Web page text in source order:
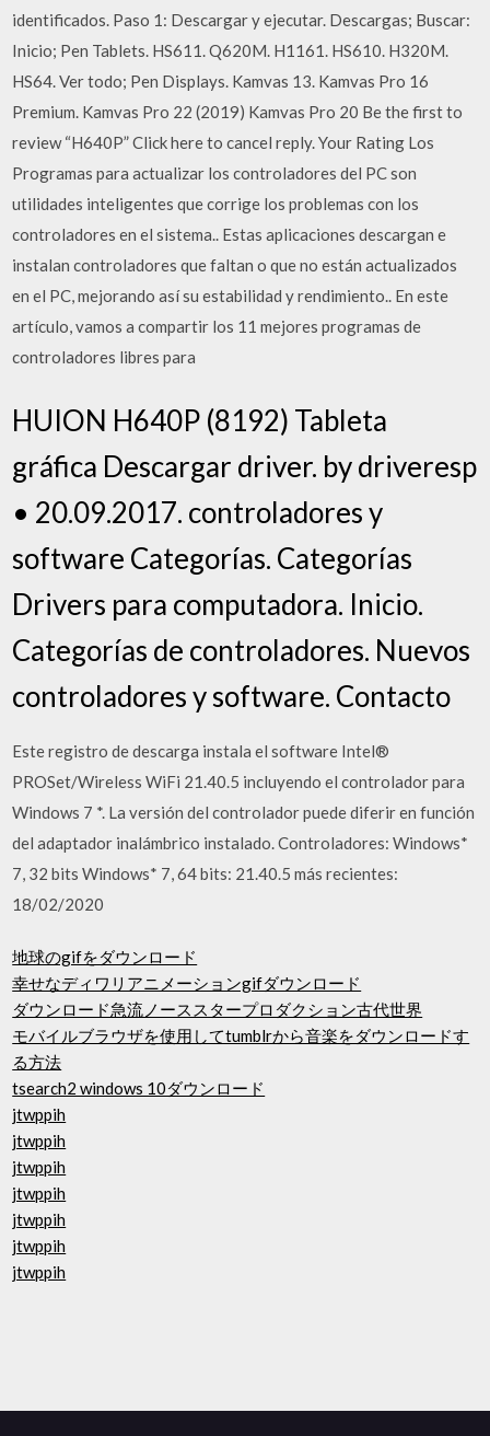
identificados. Paso 1: Descargar y ejecutar. Descargas; Buscar:
Inicio; Pen Tablets. HS611. Q620M. H1161. HS610. H320M.
HS64. Ver todo; Pen Displays. Kamvas 13. Kamvas Pro 16
Premium. Kamvas Pro 22 (2019) Kamvas Pro 20 Be the first to
review “H640P” Click here to cancel reply. Your Rating Los
Programas para actualizar los controladores del PC son
utilidades inteligentes que corrige los problemas con los
controladores en el sistema.. Estas aplicaciones descargan e
instalan controladores que faltan o que no están actualizados
en el PC, mejorando así su estabilidad y rendimiento.. En este
artículo, vamos a compartir los 11 mejores programas de
controladores libres para
HUION H640P (8192) Tableta
gráfica Descargar driver. by driveresp
• 20.09.2017. controladores y
software Categorías. Categorías
Drivers para computadora. Inicio.
Categorías de controladores. Nuevos
controladores y software. Contacto
Este registro de descarga instala el software Intel®
PROSet/Wireless WiFi 21.40.5 incluyendo el controlador para
Windows 7 *. La versión del controlador puede diferir en función
del adaptador inalámbrico instalado. Controladores: Windows*
7, 32 bits Windows* 7, 64 bits: 21.40.5 más recientes:
18/02/2020
地球のgifをダウンロード
幸せなディワリアニメーションgifダウンロード
ダウンロード急流ノーススタープロダクション古代世界
モバイルブラウザを使用してtumblrから音楽をダウンロードす
る方法
tsearch2 windows 10ダウンロード
jtwppih
jtwppih
jtwppih
jtwppih
jtwppih
jtwppih
jtwppih